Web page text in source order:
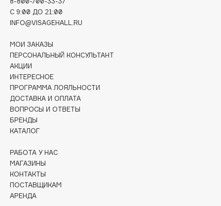
Deonica
Dessange
Divage
Dolce & Gabbana
Dolomit
Dorco
DP Daily Perfection
Dr. Vranjes Firenze
Dr.Althea
Dr.Jart+
DSD de Luxe
Dyson
C 9:00 ДО 21:00
INFO@VISAGEHALL.RU
МОИ ЗАКАЗЫ
ПЕРСОНАЛЬНЫЙ КОНСУЛЬТАНТ
АКЦИИ
ИНТЕРЕСНОЕ
ПРОГРАММА ЛОЯЛЬНОСТИ
ДОСТАВКА И ОПЛАТА
ВОПРОСЫ И ОТВЕТЫ
БРЕНДЫ
КАТАЛОГ
РАБОТА У НАС
МАГАЗИНЫ
КОНТАКТЫ
ПОСТАВЩИКАМ
АРЕНДА